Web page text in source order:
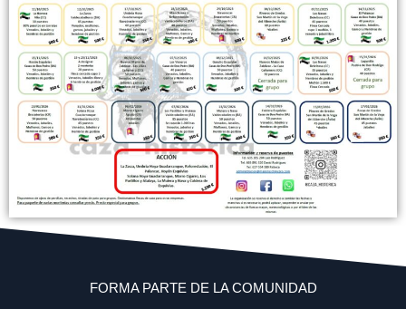
FORMA PARTE DE LA COMUNIDAD